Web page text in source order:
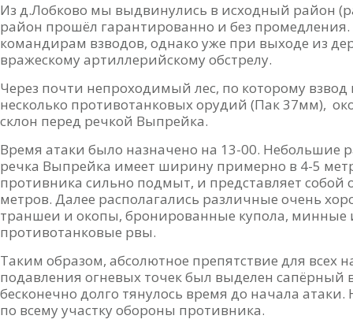
Из д.Лобково мы выдвинулись в исходный район
район прошёл гарантированно и без
командирам взводов, однако уже при выходе из
вражескому артиллерийскому обстрелу.
Через почти непроходимый лес, по которому
несколько противотанковых орудий (Пак 37мм),
склон перед речкой Выпрейка.
Время атаки было назначено на 13-00.
речка Выпрейка имеет ширину примерно в 4-5
противника сильно подмыт, и представляет
метров. Далее располагались различные очень
траншеи и окопы, бронированные купола, минные
противотанковые рвы.
Таким образом, абсолютное препятствие для всех
подавления огневых точек был выделен сапёрный
бесконечно долго тянулось время до начала
по всему участку обороны противника.